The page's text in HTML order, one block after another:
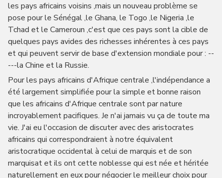
les pays africains voisins ,mais un nouveau problème se
pose pour le Sénégal ,le Ghana, le Togo ,le Nigeria ,le
Tchad et le Cameroun ,c'est que ces pays sont la cible de
quelques pays avides des richesses inhérentes à ces pays
et qui peuvent servir de base d'extension mondiale pour : --
---la Chine et la Russie.
Pour les pays africains d'Afrique centrale ,l'indépendance a
été largement simplifiée pour la simple et bonne raison
que les africains d'Afrique centrale sont par nature
incroyablement pacifiques. Je n'ai jamais vu ça de toute ma
vie. J'ai eu l'occasion de discuter avec des aristocrates
africains qui correspondraient à notre équivalent
aristocratique occidental à celui de marquis et de son
marquisat et ils ont cette noblesse qui est née et héritée
naturellement en eux pour négocier le meilleur choix pour